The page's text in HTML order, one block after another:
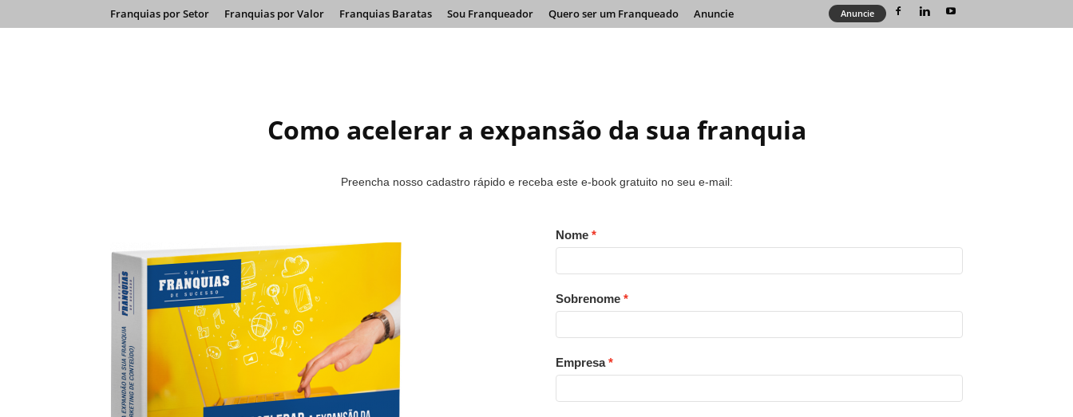
Franquias por Setor Franquias por Valor Franquias Baratas Sou Franqueador Quero ser um Franqueado Anuncie Anuncie
Como acelerar a expansão da sua franquia
Preencha nosso cadastro rápido e receba este e-book gratuito no seu e-mail:
Nome
Sobrenome
Empresa